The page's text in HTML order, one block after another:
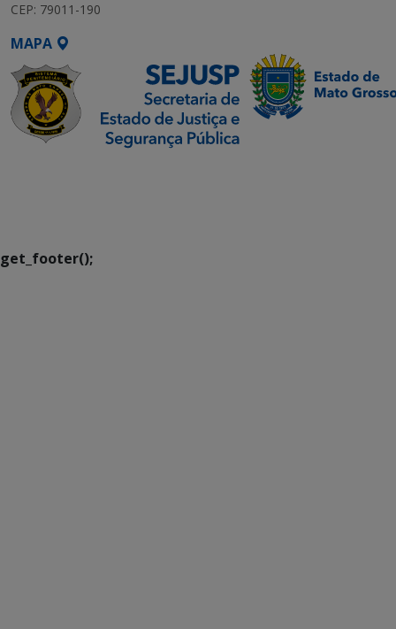
CEP: 79011-190
MAPA
get_footer();